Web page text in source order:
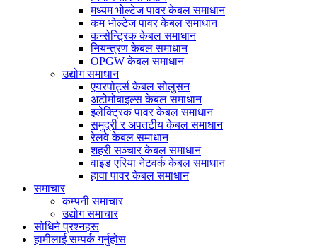
मध्यम भोल्टेज पावर केबल समाधान
कम भोल्टेज पावर केबल समाधान
कन्सेन्ट्रिक केबल समाधान
नियन्त्रण केबल समाधान
OPGW केबल समाधान
उद्योग समाधान
एयरपोर्ट्स केबल सोलुसन
अटोमोबाइल्स केबल समाधान
इलेक्ट्रिक पावर केबल समाधान
समुद्री र अपतटीय केबल समाधान
रेलवे केबल समाधान
शहरी सञ्चार केबल समाधान
वाइड एरिया नेटवर्क केबल समाधान
हावा पावर केबल समाधान
समाचार
कम्पनी समाचार
उद्योग समाचार
सोधिने प्रश्नहरू
हामीलाई सम्पर्क गर्नुहोस